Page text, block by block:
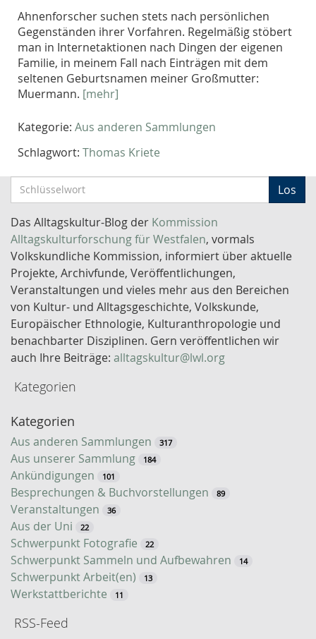
Ahnenforscher suchen stets nach persönlichen
Gegenständen ihrer Vorfahren. Regelmäßig stöbert
man in Internetaktionen nach Dingen der eigenen
Familie, in meinem Fall nach Einträgen mit dem
seltenen Geburtsnamen meiner Großmutter:
Muermann. [mehr]
Kategorie: Aus anderen Sammlungen
Schlagwort: Thomas Kriete
c
h
l
ü
s
s
e
l
w
o
S
u
c
h
e
Los
Das Alltagskultur-Blog der Kommission
Alltagskulturforschung für Westfalen, vormals
Volkskundliche Kommission, informiert über aktuelle
Projekte, Archivfunde, Veröffentlichungen,
Veranstaltungen und vieles mehr aus den Bereichen
von Kultur- und Alltagsgeschichte, Volkskunde,
Europäischer Ethnologie, Kulturanthropologie und
benachbarter Disziplinen. Gern veröffentlichen wir
auch Ihre Beiträge: alltagskultur@lwl.org
Kategorien
Kategorien
Aus anderen Sammlungen 317
Aus unserer Sammlung 184
Ankündigungen 101
Besprechungen & Buchvorstellungen 89
Veranstaltungen 36
Aus der Uni 22
Schwerpunkt Fotografie 22
Schwerpunkt Sammeln und Aufbewahren 14
Schwerpunkt Arbeit(en) 13
Werkstattberichte 11
RSS-Feed